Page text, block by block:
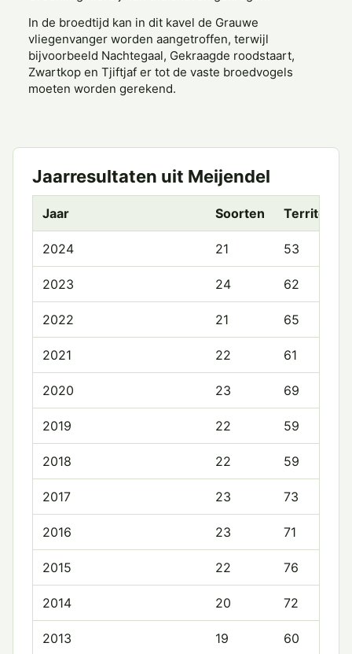
In de broedtijd kan in dit kavel de Grauwe
vliegenvanger worden aangetroffen, terwijl
bijvoorbeeld Nachtegaal, Gekraagde roodstaart,
Zwartkop en Tjiftjaf er tot de vaste broedvogels
moeten worden gerekend.
Jaarresultaten uit Meijendel
Jaar Soorten Territoria
2024 21 53
2023 24 62
2022 21 65
2021 22 61
2020 23 69
2019 22 59
2018 22 59
2017 23 73
2016 23 71
2015 22 76
2014 20 72
2013 19 60